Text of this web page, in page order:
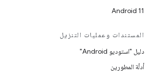
Android 11
المستندات وعمليات التنزيل
دليل "استوديو Android"
أدلّة المطورين